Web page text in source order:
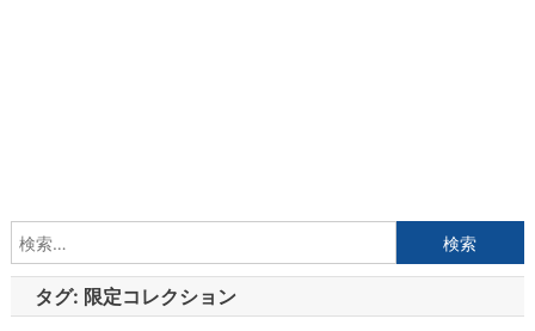
索:
タグ: 限定コレクション